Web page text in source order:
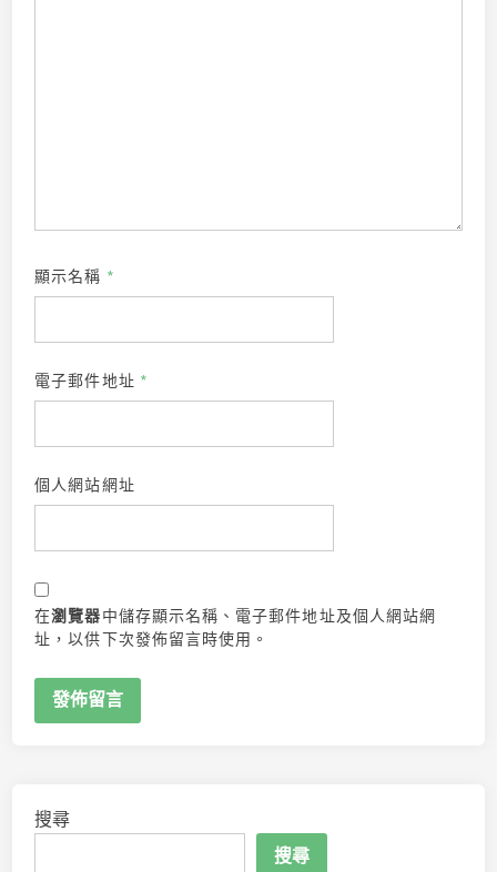
顯示名稱 *
電子郵件地址 *
個人網站網址
在瀏覽器中儲存顯示名稱、電子郵件地址及個人網站網
址，以供下次發佈留言時使用。
搜尋
搜尋